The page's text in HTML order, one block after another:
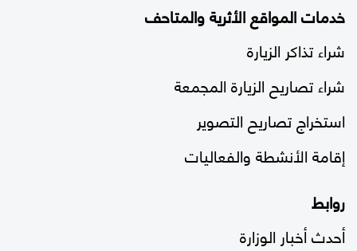
خدمات المواقع الأثرية والمتاحف
شراء تذاكر الزيارة
شراء تصاريح الزيارة المجمعة
استخراج تصاريح التصوير
إقامة الأنشطة والفعاليات
روابط
أحدث أخبار الوزارة